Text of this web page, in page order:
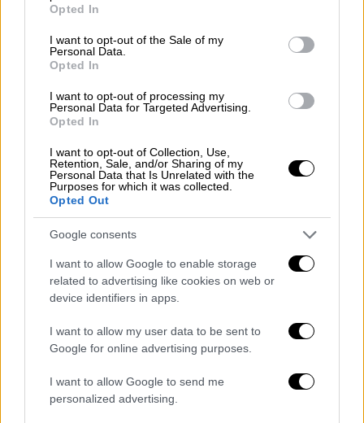
use your data for below specified purposes in below Google
consent section.
Opted In
I want to opt-out of the Sale of my
Personal Data.
Opted In
I want to opt-out of processing my
Personal Data for Targeted Advertising.
Opted In
I want to opt-out of Collection, Use,
Retention, Sale, and/or Sharing of my
Personal Data that Is Unrelated with the
Purposes for which it was collected.
Opted Out
Google consents
I want to allow Google to enable storage
related to advertising like cookies on web or
device identifiers in apps.
I want to allow my user data to be sent to
Google for online advertising purposes.
I want to allow Google to send me
personalized advertising.
πρόκειται για μία
ερώτημα τι θα γινόταν αν δεν είχε έρθει
στην Ελλάδα η Λάουρα Κοβέσι.
Παράλληλα, υπάρχει και έναπαράδοξοστην
απόφαση. Την ώρα που έγκριτοι νομικοί
όπως ο Ευάγγελος Βενιζέλος, υποστηρίζουν
ότι την αρμοδιότητα για τον διορισμό και
την ανανέωση της θητείας των
εισαγγελικών λειτουργών στην Ελλάδα
βάσει Συντάγματος έχει ο Άρειος Πάγος και
εντούτοις κανείς δεν αμφισβητεί το
καταστατικό της Ευρωπαϊκής Εισαγγελίας
εντεταλμένων εισαγγελέων είναι
πενταετής.
Από την πλευρά της η Ευρωπαϊκή Εισαγγελία